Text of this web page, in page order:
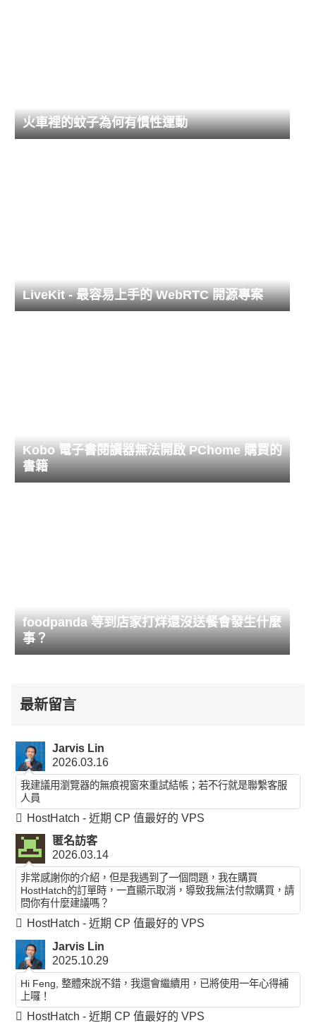
火車裡的蚊子為何有慣性運動
LiveKit - 最容易上手的 WebRTC 開源專案
Kobo 電子書閱讀器無法開啟 PChome 購買的
書籍
foodpanda 等到店家打烊還沒送餐會發生什麼
事？
最新留言
Jarvis Lin
2026.03.16
我建議用瀏覽器的無痕視窗來重試結帳；若不行就是聯繫客服
人員
HostHatch - 近期 CP 值最好的 VPS
匿名訪客
2026.03.14
非常感謝你的介紹，但是我遇到了一個問題，我在購買
HostHatch的訂單時，一直顯示取消，導致我無法付款購買，請
問你有什麼建議嗎？
HostHatch - 近期 CP 值最好的 VPS
Jarvis Lin
2025.10.29
Hi Feng, 整體來說不錯，我還會繼續用，已將使用一年心得補
上囉！
HostHatch - 近期 CP 值最好的 VPS